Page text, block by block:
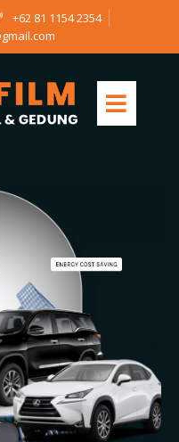
+62 81 1154 2354